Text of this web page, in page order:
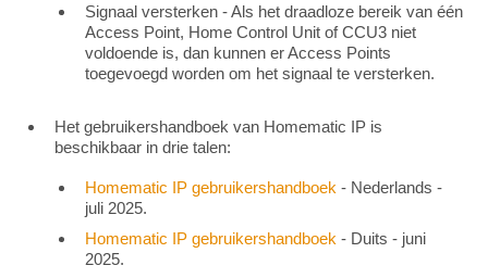
Signaal versterken - Als het draadloze bereik van één
Access Point, Home Control Unit of CCU3 niet
voldoende is, dan kunnen er Access Points
toegevoegd worden om het signaal te versterken.
Het gebruikershandboek van Homematic IP is
beschikbaar in drie talen:
Homematic IP gebruikershandboek - Nederlands -
juli 2025.
Homematic IP gebruikershandboek - Duits - juni
2025.